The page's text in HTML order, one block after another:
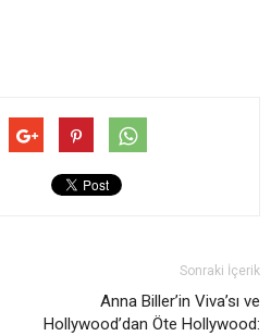
Sonraki İçerik
Anna Biller’in Viva’sı ve
Hollywood’dan Öte Hollywood: